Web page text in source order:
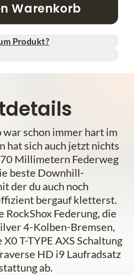
Warenkorb
Produkt?
war schon immer hart im
hat sich auch jetzt nichts
Millimetern Federweg
beste Downhill-
der du auch noch
bergauf kletterst.
RockShox Federung, die
4-Kolben-Bremsen,
T-TYPE AXS Schaltung
HD i9 Laufradsatz
ab.